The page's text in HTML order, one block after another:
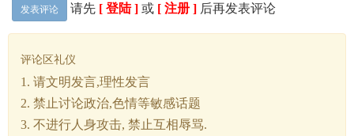
发表评论 请先 [ 登陆 ] 或 [ 注册 ] 后再发表评论
评论区礼仪
1. 请文明发言,理性发言
2. 禁止讨论政治,色情等敏感话题
3. 不进行人身攻击, 禁止互相辱骂.